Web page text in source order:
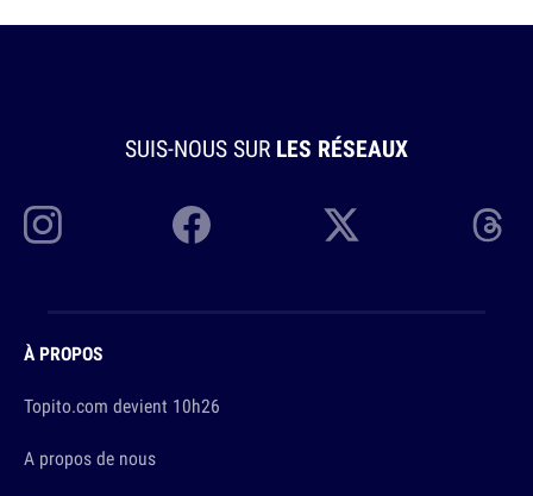
SUIS-NOUS SUR LES RÉSEAUX
À PROPOS
Topito.com devient 10h26
A propos de nous